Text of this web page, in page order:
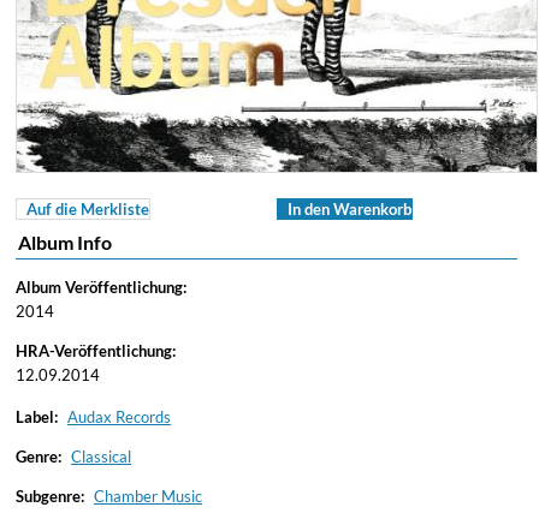
Auf die Merkliste In den Warenkorb
Album Info
Album Veröffentlichung:
2014
HRA-Veröffentlichung:
12.09.2014
Label: Audax Records
Genre: Classical
Subgenre: Chamber Music